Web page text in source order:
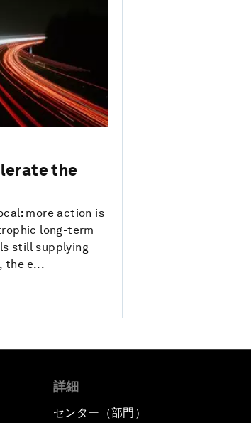
the
more action is
long-term
still supplying
the e...
詳細
センター（部門）